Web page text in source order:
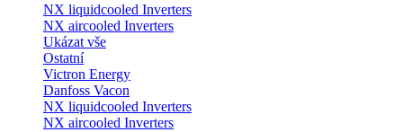
NX liquidcooled Inverters
NX aircooled Inverters
Ukázat vše
Ostatní
Victron Energy
Danfoss Vacon
NX liquidcooled Inverters
NX aircooled Inverters